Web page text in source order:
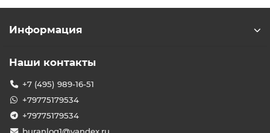
Информация
Наши контакты
+7 (495) 989-16-51
+79775179534
+79775179534